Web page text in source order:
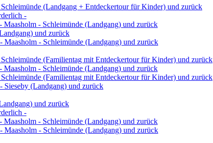
(Landgang + Entdeckertour für Kinder) und zurück
-
- Schleimünde (Landgang) und zurück
und zurück
- Schleimünde (Landgang) und zurück
(Familientag mit Entdeckertour für Kinder) und zurück
- Schleimünde (Landgang) und zurück
(Familientag mit Entdeckertour für Kinder) und zurück
Sieseby (Landgang) und zurück
und zurück
-
- Schleimünde (Landgang) und zurück
- Schleimünde (Landgang) und zurück